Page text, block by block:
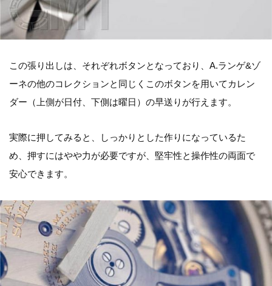
この張り出しは、それぞれボタンとなっており、A.ランゲ&ゾ
ーネの他のコレクションと同じくこのボタンを用いてカレン
ダー（上側が日付、下側は曜日）の早送りが行えます。
実際に押してみると、しっかりとした作りになっているた
め、押すにはやや力が必要ですが、堅牢性と操作性の両面で
安心できます。